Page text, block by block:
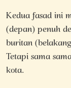
Kedua fasad ini
(depan) penuh
buritan
Tetapi sama
kota.